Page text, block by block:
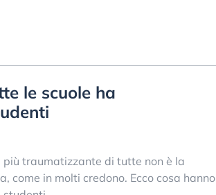
le scuole ha
più traumatizzante di tutte non è la
come in molti credono. Ecco cosa hanno